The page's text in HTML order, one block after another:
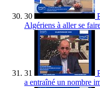
30
Algériens à aller se
31
a entraîné un nombre